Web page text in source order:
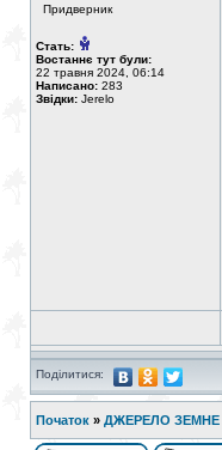
Придверник
Стать:
Востаннє тут були:
22 травня 2024, 06:14
Написано: 283
Звідки: Jerelo
Поділитися:
Початок » ДЖЕРЕЛО ЗЕМНЕ